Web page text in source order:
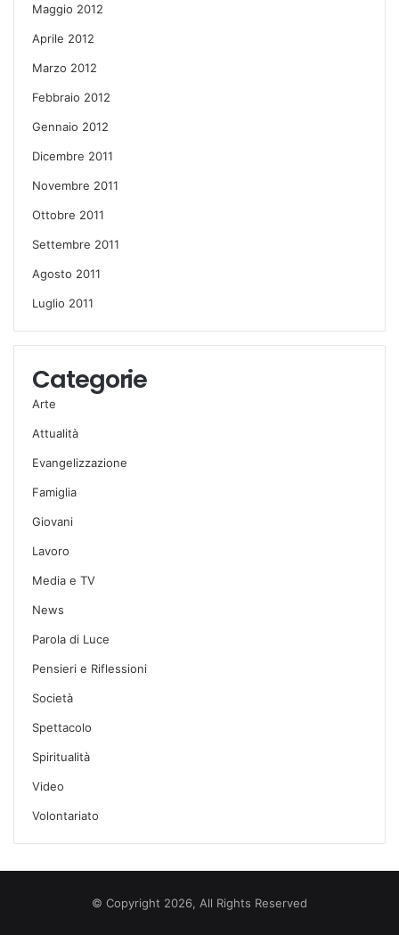
Maggio 2012
Aprile 2012
Marzo 2012
Febbraio 2012
Gennaio 2012
Dicembre 2011
Novembre 2011
Ottobre 2011
Settembre 2011
Agosto 2011
Luglio 2011
Categorie
Arte
Attualità
Evangelizzazione
Famiglia
Giovani
Lavoro
Media e TV
News
Parola di Luce
Pensieri e Riflessioni
Società
Spettacolo
Spiritualità
Video
Volontariato
© Copyright 2026, All Rights Reserved